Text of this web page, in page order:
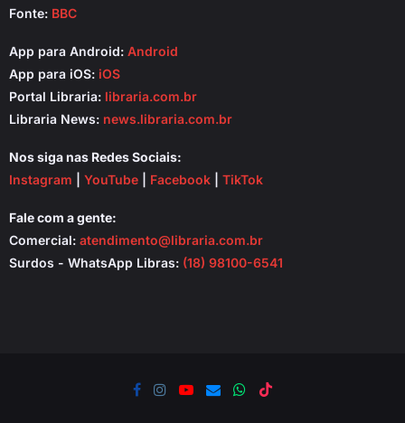
Fonte: BBC
App para Android: Android
App para iOS: iOS
Portal Libraria: libraria.com.br
Libraria News: news.libraria.com.br
Nos siga nas Redes Sociais:
Instagram
YouTube Facebook TikTok
Fale com a gente:
Comercial: atendimento@libraria.com.br
Surdos - WhatsApp Libras: (18) 98100-6541